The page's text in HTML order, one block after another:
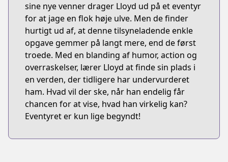
sine nye venner drager Lloyd ud på et eventyr
for at jage en flok høje ulve. Men de finder
hurtigt ud af, at denne tilsyneladende enkle
opgave gemmer på langt mere, end de først
troede. Med en blanding af humor, action og
overraskelser, lærer Lloyd at finde sin plads i
en verden, der tidligere har undervurderet
ham. Hvad vil der ske, når han endelig får
chancen for at vise, hvad han virkelig kan?
Eventyret er kun lige begyndt!